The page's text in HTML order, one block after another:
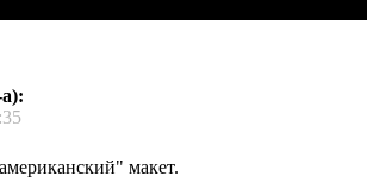
макет.